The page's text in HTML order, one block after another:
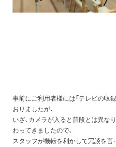
事前にご利用者様には「テレビの収
おりましたが、
いざ、カメラが入ると普段とは異な
わってきましたので、
スタッフが機転を利かして冗談を言